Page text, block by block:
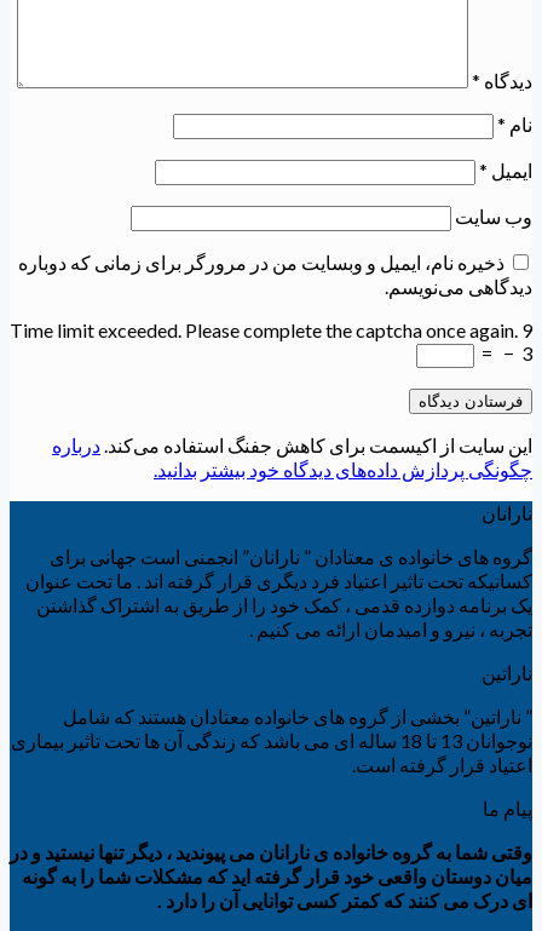
دیدگاه *
نام *
ایمیل *
وب‌ سایت
ذخیره نام، ایمیل و وبسایت من در مرورگر برای زمانی که دوباره
دیدگاهی می‌نویسم.
Time limit exceeded. Please complete the captcha once again. 9
− 3
=
این سایت از اکیسمت برای کاهش جفنگ استفاده می‌کند.درباره
چگونگی پردازش داده‌های دیدگاه خود بیشتر بدانید.
نارانان
گروه های خانواده ی معتادان ” نارانان” انجمنی است جهانی برای
کسانیکه تحت تاثیر اعتیاد فرد دیگری قرار گرفته اند . ما تحت عنوان
یک برنامه دوازده قدمی ، کمک خود را از طریق به اشتراک گذاشتن
تجربه ، نیرو و امیدمان ارائه می کنیم .
ناراتین
” ناراتین” بخشی از گروه های خانواده معتادان هستند که شامل
نوجوانان 13 تا 18 ساله ای می باشد که زندگی آن ها تحت تاثیر بیماری
اعتیاد قرار گرفته است.
پیام ما
وقتی شما به گروه خانواده ی نارانان می پیوندید ، دیگر تنها نیستید و در
میان دوستان واقعی خود قرار گرفته اید که مشکلات شما را به گونه
ای درک می کنند که کمتر کسی توانایی آن را دارد .